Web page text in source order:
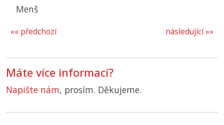
Menš
následující »»
«« předchozí
Máte více informací?
Napište nám, prosím. Děkujeme.